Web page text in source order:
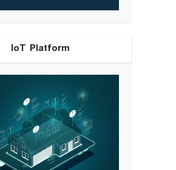
IoT Platform